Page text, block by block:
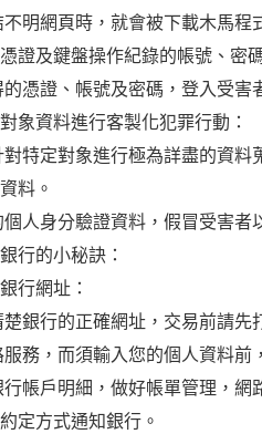
不明網頁時，就會被下載木馬
證及鍵盤操作紀錄的帳號、密
的憑證、帳號及密碼，登入受
象資料進行客製化犯罪行動：
對特定對象進行極為詳盡的資
料。
個人身分驗證資料，假冒受害
行的小秘訣：
行網址：
楚銀行的正確網址，交易前請
服務，而須輸入您的個人資料
行帳戶明細，做好帳單管理，
定方式通知銀行。